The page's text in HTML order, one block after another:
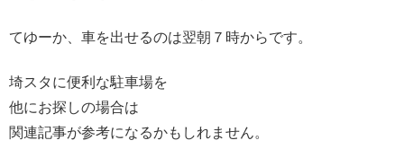
てゆーか、車を出せるのは翌朝７時からです。
埼スタに便利な駐車場を
他にお探しの場合は
関連記事が参考になるかもしれません。